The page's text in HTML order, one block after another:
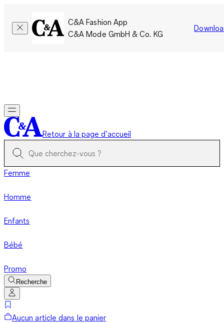
C&A Fashion App
C&A Mode GmbH & Co. KG
Retour à la page d’accueil
Femme
Homme
Enfants
Bébé
Promo
Recherche
Aucun article dans le panier